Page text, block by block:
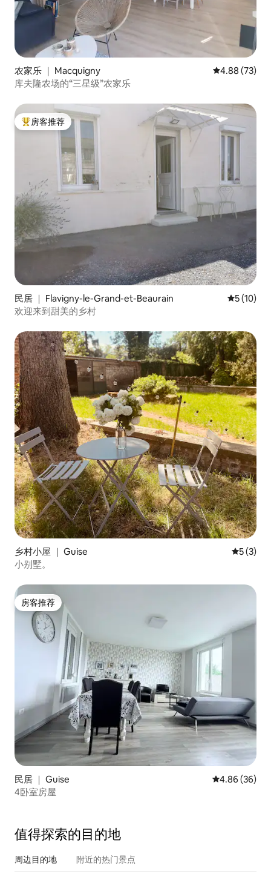
农家乐 ｜ Macquigny 平均评分
4.88 (73)
库夫隆农场的“三星级”农家乐
热门「房客推荐」
房客推荐
民居 ｜ Flavigny-le-Grand-et-Beaurain 平均评分
5 (10)
欢迎来到甜美的乡村
乡村小屋 ｜ Guise 平均评分
5 (3)
小别墅。
房客推荐
房客推荐
民居 ｜ Guise 平均评分 4.86
4.86 (36)
4卧室房屋
值得探索的目的地
周边目的地 附近的热门景点